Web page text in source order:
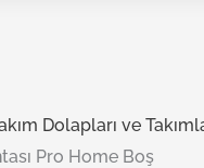
Dolapları ve
Pro Home Boş